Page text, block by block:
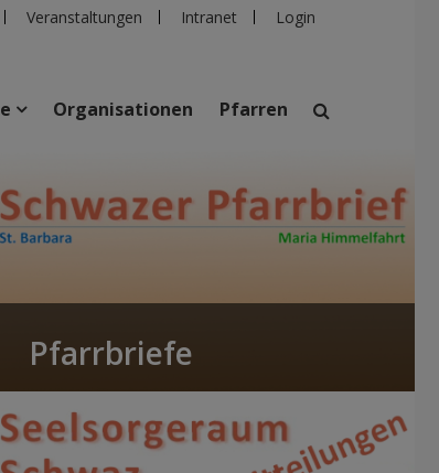
Veranstaltungen Intranet Login
suchen
Personen Pfarren Einrichtungen
Organisationen Pfarren
Pfarrbriefe